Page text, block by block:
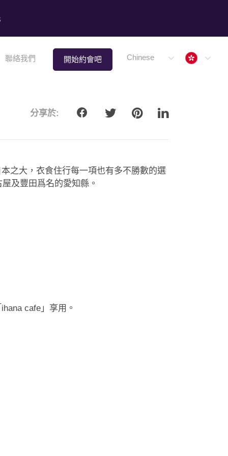
聯絡我們 開始約會吧 Chinese Hong
分享於:
之大，衣食住行每一項也有多不勝數的選
及豐田爲名的愛知縣。
cafe」享用。